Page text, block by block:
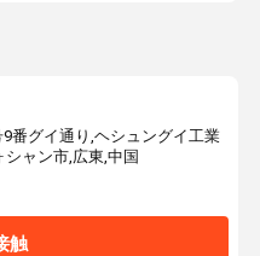
番グイ通り,ヘシュングイ工業
ャン市,広東,中国
触